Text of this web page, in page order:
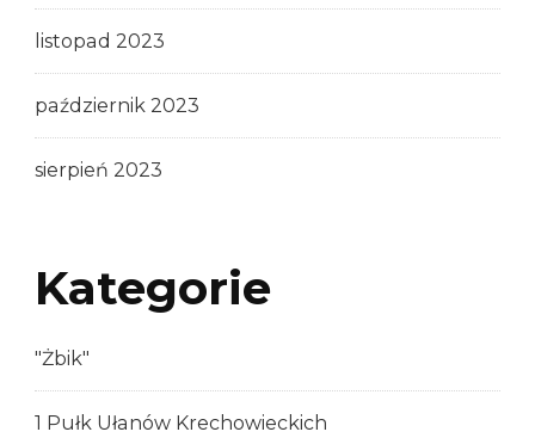
listopad 2023
październik 2023
sierpień 2023
Kategorie
"Żbik"
1 Pułk Ułanów Krechowieckich